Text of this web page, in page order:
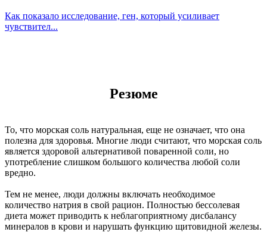
Как показало исследование, ген, который усиливает
чувствител...
Резюме
То, что морская соль натуральная, еще не означает, что она
полезна для здоровья. Многие люди считают, что морская соль
является здоровой альтернативой поваренной соли, но
употребление слишком большого количества любой соли
вредно.
Тем не менее, люди должны включать необходимое
количество натрия в свой рацион. Полностью бессолевая
диета может приводить к неблагоприятному дисбалансу
минералов в крови и нарушать функцию щитовидной железы.